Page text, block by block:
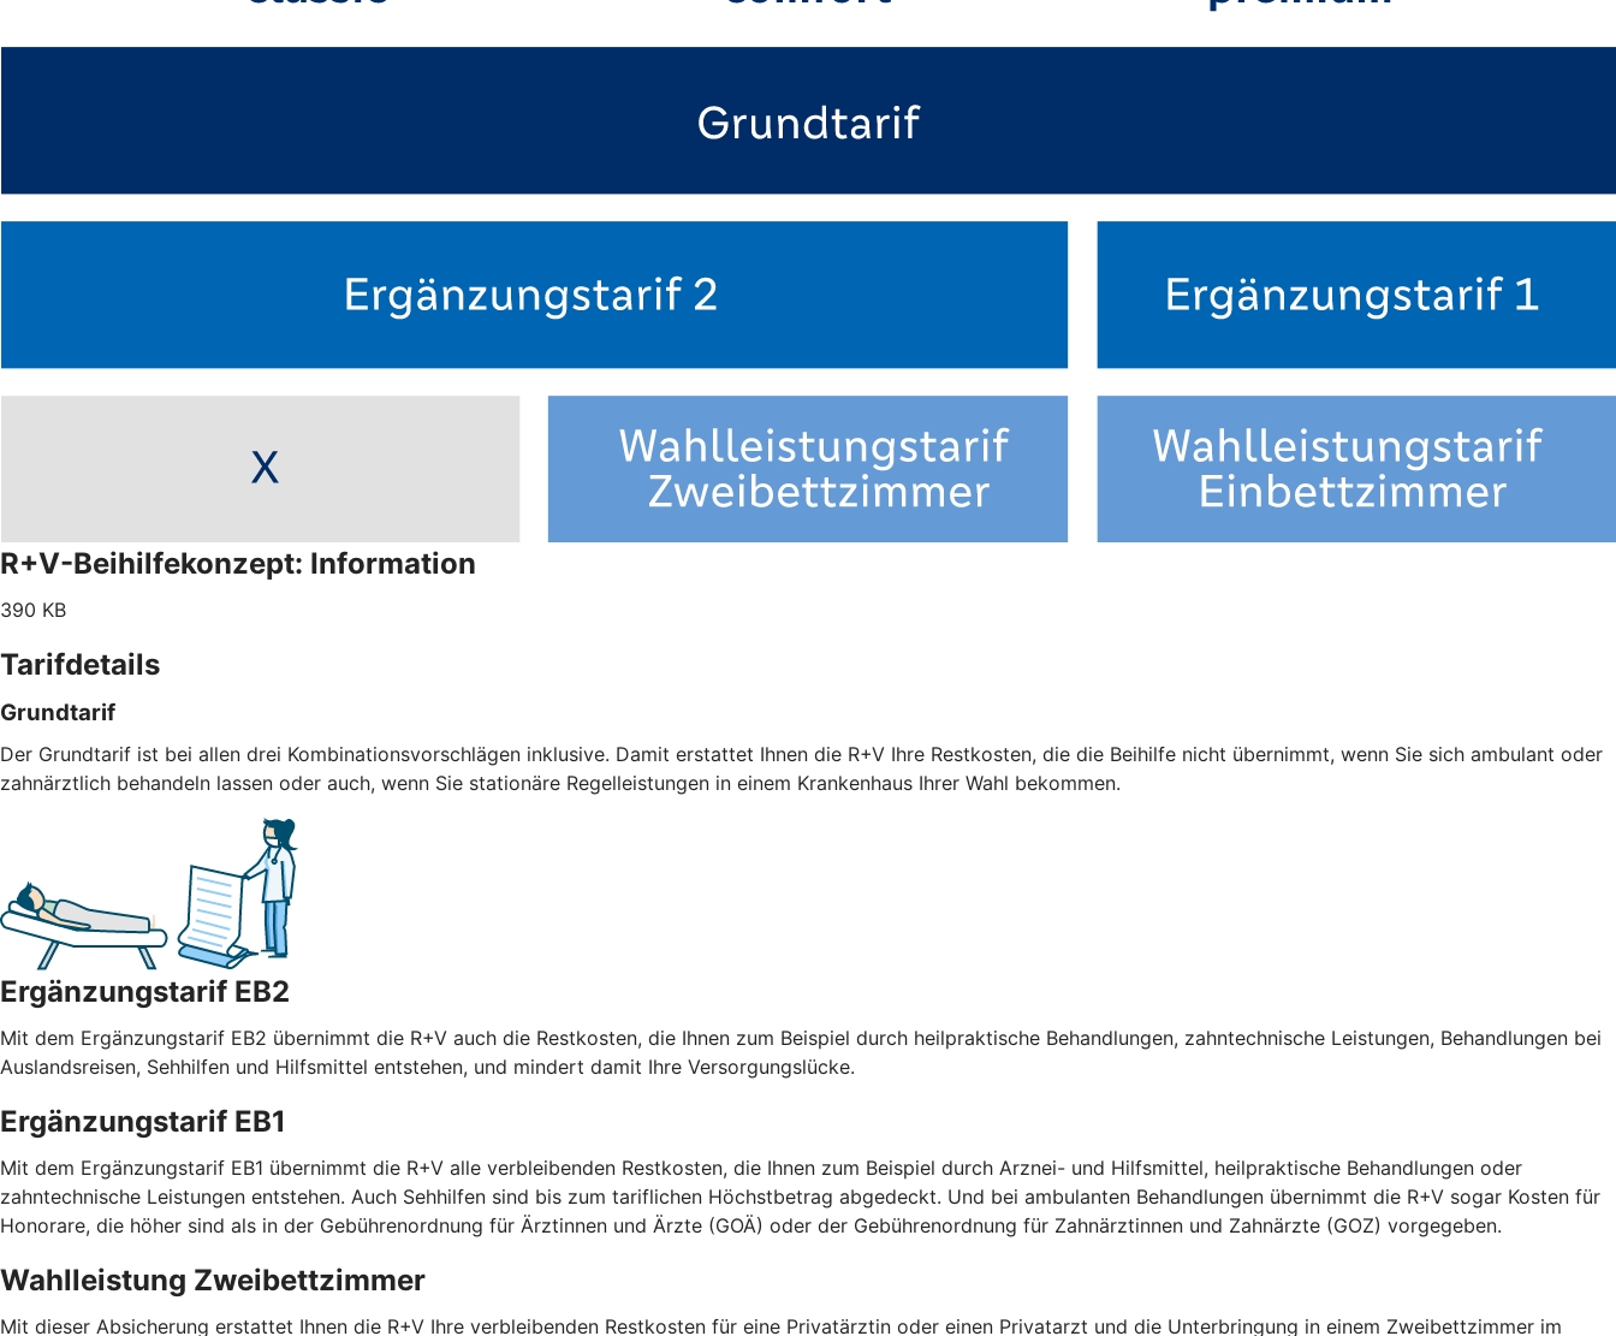
R+V-Beihilfekonzept: Information
390 KB
Tarifdetails
Grundtarif
Der Grundtarif ist bei allen drei Kombinationsvorschlägen inklusive. Damit erstattet Ihnen die R+V Ihre Restkosten, die die Beihilfe nicht übernimmt, wenn Sie sich ambulant oder
zahnärztlich behandeln lassen oder auch, wenn Sie stationäre Regelleistungen in einem Krankenhaus Ihrer Wahl bekommen.
Ergänzungstarif EB2
Mit dem Ergänzungstarif EB2 übernimmt die R+V auch die Restkosten, die Ihnen zum Beispiel durch heilpraktische Behandlungen, zahntechnische Leistungen, Behandlungen bei
Auslandsreisen, Sehhilfen und Hilfsmittel entstehen, und mindert damit Ihre Versorgungslücke.
Ergänzungstarif EB1
Mit dem Ergänzungstarif EB1 übernimmt die R+V alle verbleibenden Restkosten, die Ihnen zum Beispiel durch Arznei- und Hilfsmittel, heilpraktische Behandlungen oder
zahntechnische Leistungen entstehen. Auch Sehhilfen sind bis zum tariflichen Höchstbetrag abgedeckt. Und bei ambulanten Behandlungen übernimmt die R+V sogar Kosten für
Honorare, die höher sind als in der Gebührenordnung für Ärztinnen und Ärzte (GOÄ) oder der Gebührenordnung für Zahnärztinnen und Zahnärzte (GOZ) vorgegeben.
Wahlleistung Zweibettzimmer
Mit dieser Absicherung erstattet Ihnen die R+V Ihre verbleibenden Restkosten für eine Privatärztin oder einen Privatarzt und die Unterbringung in einem Zweibettzimmer im